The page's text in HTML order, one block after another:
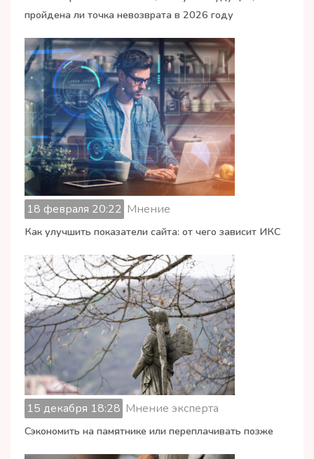
пройдена ли точка невозврата в 2026 году
18 февраля 20:22 Мнение
Как улучшить показатели сайта: от чего зависит ИКС
15 декабря 18:28 Мнение эксперта
Сэкономить на памятнике или переплачивать позже